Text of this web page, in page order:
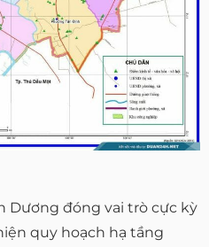
Dương đóng vai trò cực kỳ
quy hoạch hạ tầng